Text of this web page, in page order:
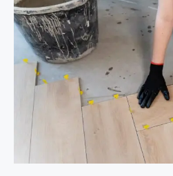
efficacement
?